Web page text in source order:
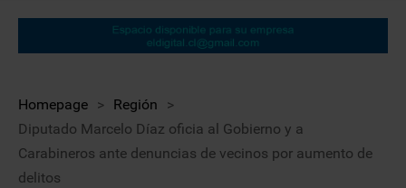
Homepage > Región
>
Diputado Marcelo Díaz oficia al Gobierno y a
Carabineros ante denuncias de vecinos por aumento de
delitos